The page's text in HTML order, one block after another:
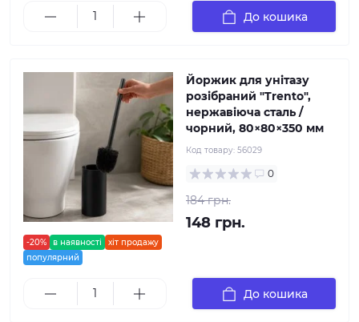
До кошика
-20% в наявності
хіт продажу
популярний
Йоржик для унітазу
розібраний "Trento",
нержавіюча сталь /
чорний, 80×80×350 мм
Код товару: 56029
0
184 грн.
148 грн.
До кошика